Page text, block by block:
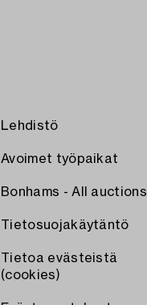
Lehdistö
Avoimet työpaikat
Bonhams - All auctions
Tietosuojakäytäntö
Tietoa evästeistä
(cookies)